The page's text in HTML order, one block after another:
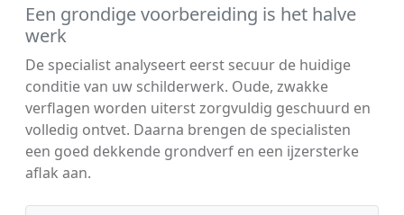
Een grondige voorbereiding is het halve
werk
De specialist analyseert eerst secuur de huidige
conditie van uw schilderwerk. Oude, zwakke
verflagen worden uiterst zorgvuldig geschuurd en
volledig ontvet. Daarna brengen de specialisten
een goed dekkende grondverf en een ijzersterke
aflak aan.